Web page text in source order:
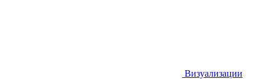
Визуализации